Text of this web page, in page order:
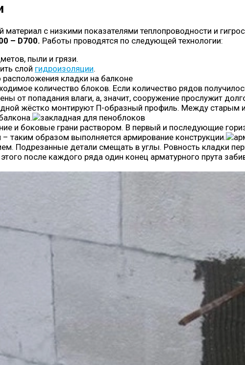
с низкими показателями теплопроводности и
– D700. Работы проводятся по следующей технологии:
пыли и грязи.
слой гидроизоляции.
количество блоков. Если количество рядов
от попадания влаги, а, значит, сооружение прослужит
жёстко монтируют П-образный профиль. Между
и боковые грани раствором. В первый и последующие
таким образом выполняется армирование конструкции.
Подрезанные детали смещать в углы. Ровность кладки
после каждого ряда один конец арматурного прута